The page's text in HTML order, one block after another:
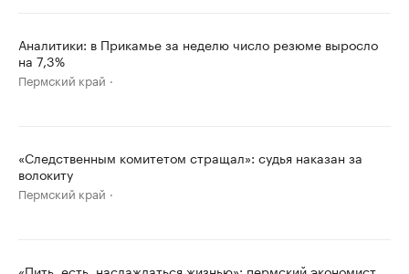
Аналитики: в Прикамье за неделю число резюме выросло
на 7,3%
Пермский край
«Следственным комитетом стращал»: судья наказан за
волокиту
Пермский край